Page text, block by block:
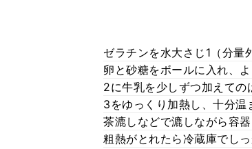
ゼラチンを水大さじ1（分量
卵と砂糖をボールに入れ、よ
2に牛乳を少しずつ加えての
3をゆっくり加熱し、十分温
茶漉しなどで漉しながら容器
粗熱がとれたら冷蔵庫でしっ